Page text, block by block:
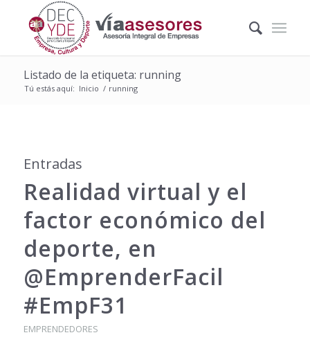
Listado de la etiqueta: running
Tú estás aquí: Inicio / running
Entradas
Realidad virtual y el
factor económico del
deporte, en
@EmprenderFacil
#EmpF31
EMPRENDEDORES